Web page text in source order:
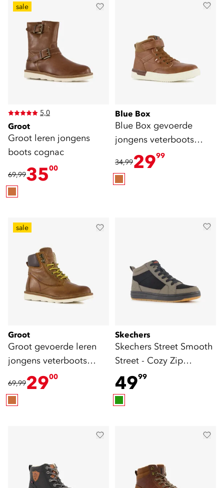
sale
5,0
Groot
Groot leren jongens
boots cognac
69,993500
Blue Box
Blue Box gevoerde
jongens veterboots
cognac
34,992999
sale
Groot
Groot gevoerde leren
jongens veterboots
cognac
69,992900
Skechers
Skechers Street Smooth
Street - Cozy Zip
jongens hoge sneakers
4999